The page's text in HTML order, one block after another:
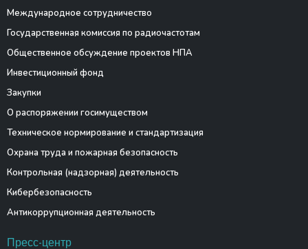
Международное сотрудничество
Государственная комиссия по радиочастотам
Общественное обсуждение проектов НПА
Инвестиционный фонд
Закупки
О распоряжении госимуществом
Техническое нормирование и стандартизация
Охрана труда и пожарная безопасность
Контрольная (надзорная) деятельность
Кибербезопасность
Антикоррупционная деятельность
Пресс-центр